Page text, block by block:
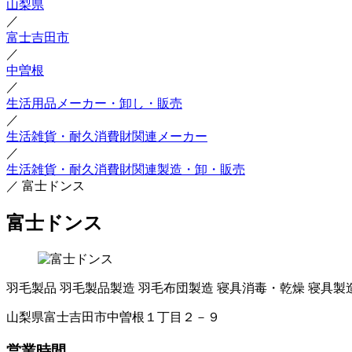
山梨県
／
富士吉田市
／
中曽根
／
生活用品メーカー・卸し・販売
／
生活雑貨・耐久消費財関連メーカー
／
生活雑貨・耐久消費財関連製造・卸・販売
／ 富士ドンス
富士ドンス
羽毛製品 羽毛製品製造 羽毛布団製造 寝具消毒・乾燥 寝具製
山梨県富士吉田市中曽根１丁目２－９